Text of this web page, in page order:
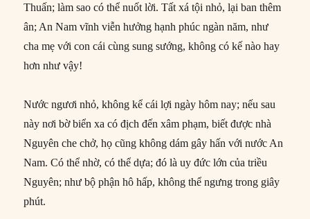
Thuấn; làm sao có thể nuốt lời. Tất xá tội nhỏ, lại ban thêm
ân; An Nam vĩnh viễn hưởng hạnh phúc ngàn năm, như
cha mẹ với con cái cùng sung sướng, không có kế nào hay
hơn như vậy!
Nước ngươi nhỏ, không kể cái lợi ngày hôm nay; nếu sau
này nơi bờ biển xa có địch đến xâm phạm, biết được nhà
Nguyên che chở, họ cũng không dám gây hấn với nước An
Nam. Có thể nhờ, có thể dựa; đó là uy đức lớn của triều
Nguyên; như bộ phận hô hấp, không thể ngưng trong giây
phút.